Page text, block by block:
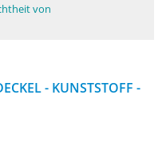
von
- KUNSTSTOFF -